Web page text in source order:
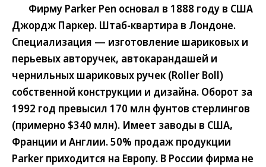
Фирму Parker Pen основал в 1888 году в США
Джордж Паркер. Штаб-квартира в Лондоне.
Специализация — изготовление шариковых и
перьевых авторучек, автокарандашей и
чернильных шариковых ручек (Roller Boll)
собственной конструкции и дизайна. Оборот за
1992 год превысил 170 млн фунтов стерлингов
(примерно $340 млн). Имеет заводы в США,
Франции и Англии. 50% продаж продукции
Parker приходится на Европу. В России фирма не